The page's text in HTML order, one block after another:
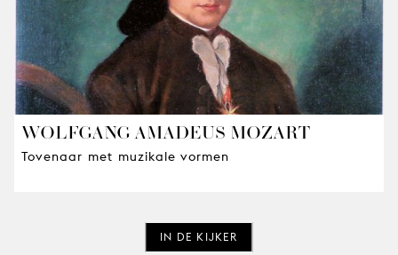
WOLFGANG AMADEUS MOZART
Tovenaar met muzikale vormen
IN DE KIJKER